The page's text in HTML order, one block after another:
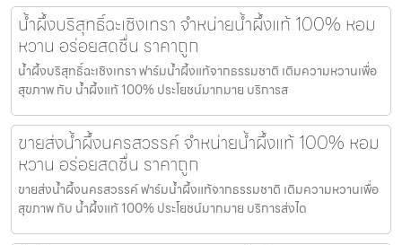
น้ำผึ้งบริสุทธิ์ฉะเชิงเทรา จำหน่ายน้ำผึ้งแท้ 100% หอม
หวาน อร่อยสดชื่น ราคาถูก
น้ำผึ้งบริสุทธิ์ฉะเชิงเทรา ฟาร์มน้ำผึ้งแท้จากธรรมชาติ เติมความหวานเพื่อ
สุขภาพ กับ น้ำผึ้งแท้ 100% ประโยชน์มากมาย บริการส
ขายส่งน้ำผึ้งนครสวรรค์ จำหน่ายน้ำผึ้งแท้ 100% หอม
หวาน อร่อยสดชื่น ราคาถูก
ขายส่งน้ำผึ้งนครสวรรค์ ฟาร์มน้ำผึ้งแท้จากธรรมชาติ เติมความหวานเพื่อ
สุขภาพ กับ น้ำผึ้งแท้ 100% ประโยชน์มากมาย บริการส่งได